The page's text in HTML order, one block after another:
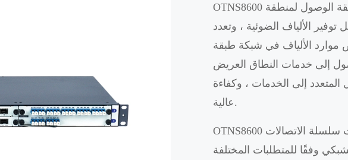
OTNS8600 تستخدم بشكل أساسي في شبكة طبقة الوصول لمنطقة
توفير الألياف الضوئية ، وتعدد
موارد الألياف في شبكة طبقة
إلى خدمات النطاق العريض
إلى الخدمات ، وكفاءة
عالية.
OTNS8600 يمكن أن تتعاون مع منتجات سلسلة الاتصالات Sintai